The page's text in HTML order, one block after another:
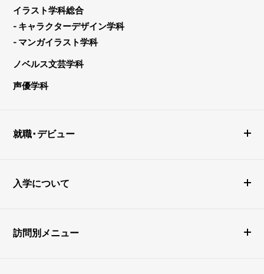
イラスト学科総合
- キャラクターデザイン学科
- マンガイラスト学科
ノベルス文芸学科
声優学科
就職・デビュー
入学について
訪問別メニュー